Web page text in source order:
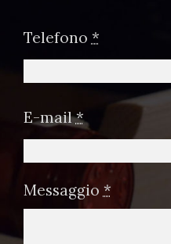
Telefono *
E-mail*
Messaggio *